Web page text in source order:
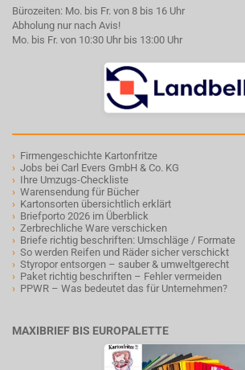
Bürozeiten: Mo. bis Fr. von 8 bis 16 Uhr
Abholung nur nach Avis!
Mo. bis Fr. von 10:30 Uhr bis 13:00 Uhr
› Firmengeschichte Kartonfritze
› Jobs bei Carl Evers GmbH & Co. KG
› Ihre Umzugs-Checkliste
› Warensendung für Bücher
› Kartonsorten übersichtlich erklärt
› Briefporto 2026 im Überblick
› Zerbrechliche Ware verschicken
› Briefe richtig beschriften: Umschläge / Formate
› So werden Reifen und Räder sicher verschickt
› Styropor entsorgen – sauber & umweltgerecht
› Paket richtig beschriften – Fehler vermeiden
› PPWR – Was bedeutet das für Unternehmen?
MAXIBRIEF BIS EUROPALETTE